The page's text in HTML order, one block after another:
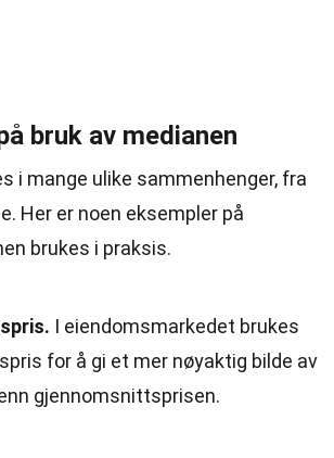
bruk av medianen
i mange ulike sammenhenger, fra
Her er noen eksempler på
brukes i praksis.
I eiendomsmarkedet brukes
for å gi et mer nøyaktig bilde av
gjennomsnittsprisen.